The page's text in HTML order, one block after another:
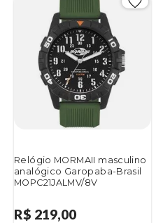
Relógio MORMAII masculino
analógico Garopaba-Brasil
MOPC21JALMV/8V
R$ 219,00